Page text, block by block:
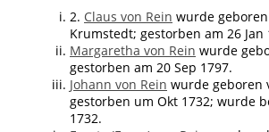
2. Claus von Rein wurde
Krumstedt; gestorben am 26
Margaretha von Rein wurde
gestorben am 20 Sep 1797.
Johann von Rein wurde geboren
gestorben um Okt 1732; wurde
1732.